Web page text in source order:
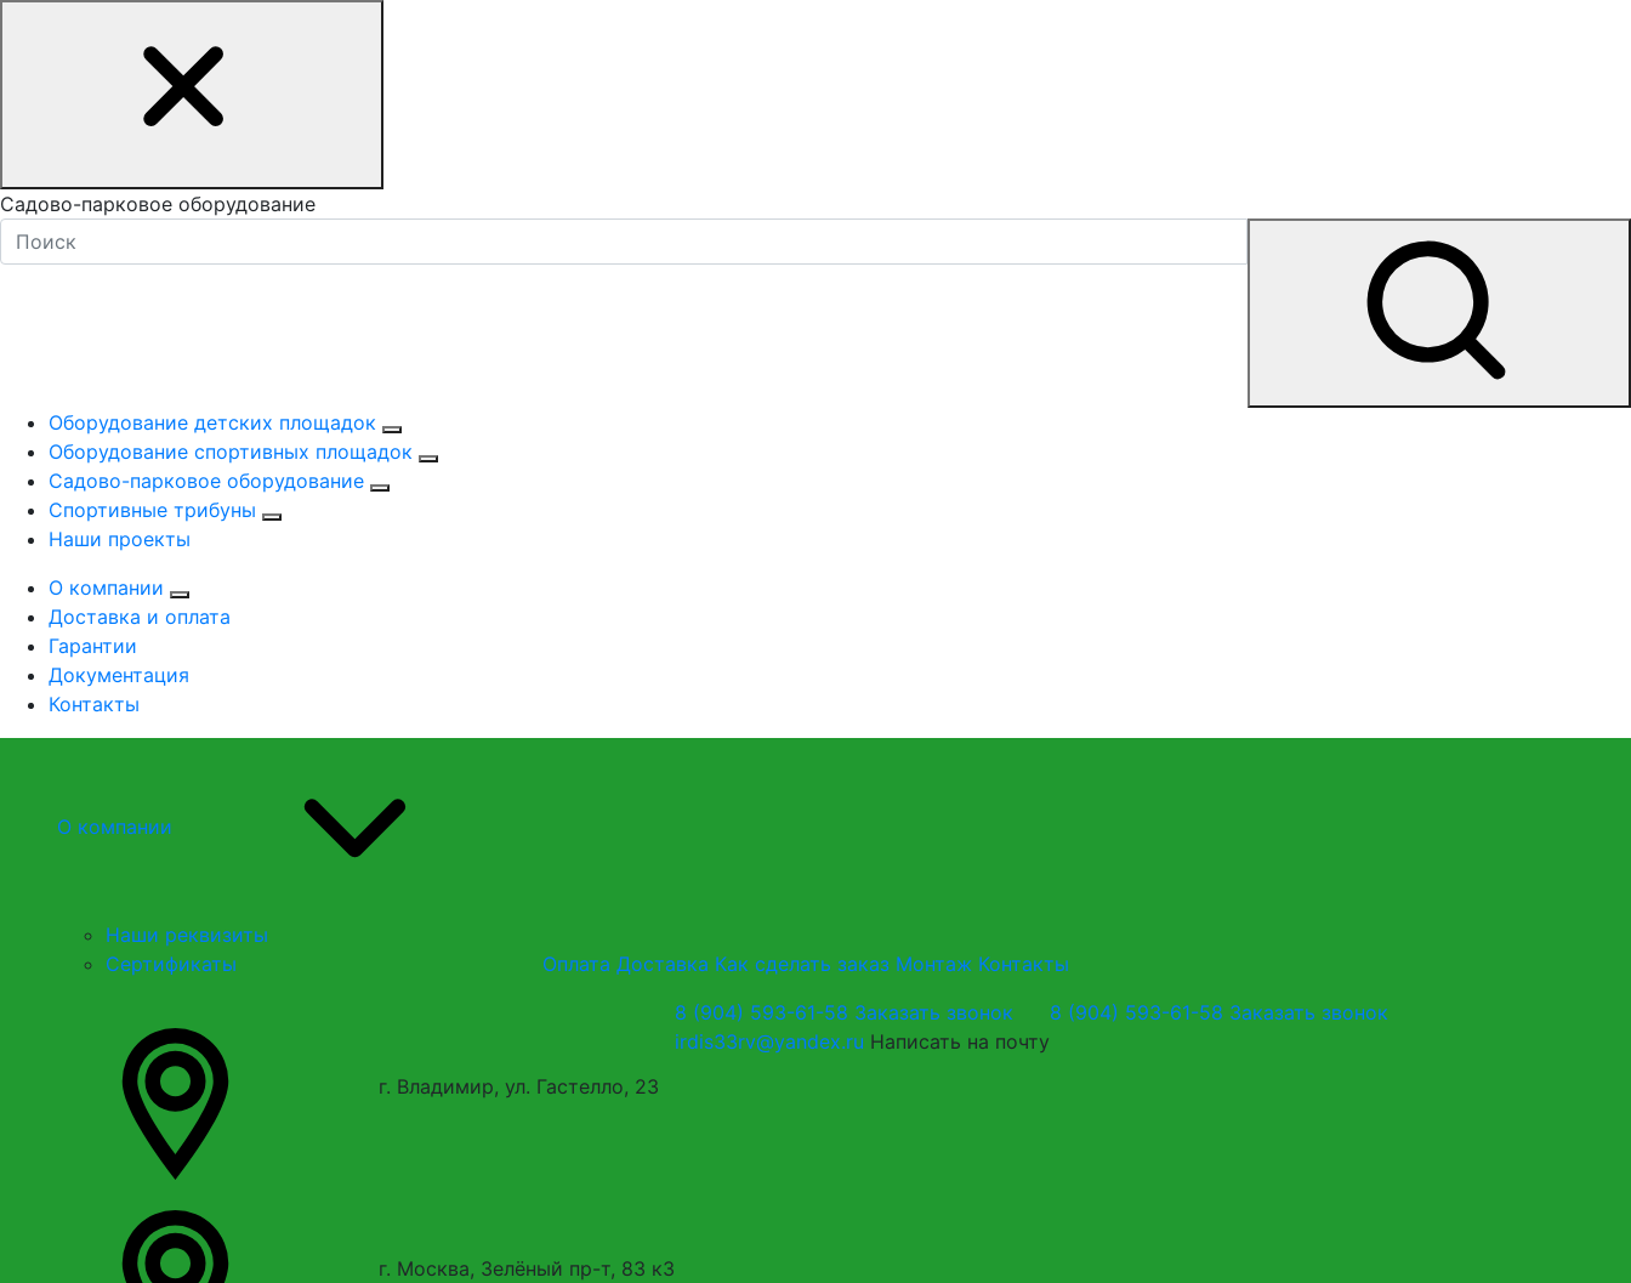
Садово-парковое оборудование
Оборудование детских площадок
Оборудование спортивных площадок
Садово-парковое оборудование
Спортивные трибуны
Наши проекты
О компании
Доставка и оплата
Гарантии
Документация
Контакты
О компании
Наши реквизиты
Сертификаты
Оплата Доставка Как сделать заказ Монтаж Контакты
г. Владимир, ул. Гастелло, 23
г. Москва, Зелёный пр-т, 83 к3
8 (904) 593-61-58 Заказать звонок
irdis33rv@yandex.ru Написать на почту
8 (904) 593-61-58 Заказать звонок